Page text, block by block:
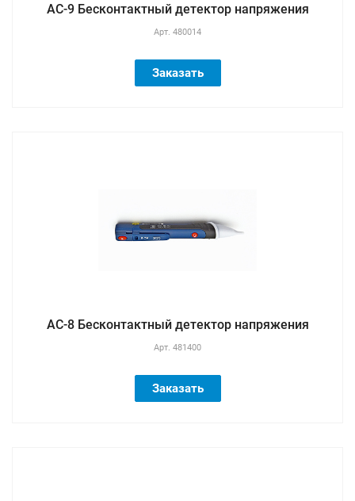
AC-9 Бесконтактный детектор напряжения
Арт. 480014
Заказать
AC-8 Бесконтактный детектор напряжения
Арт. 481400
Заказать